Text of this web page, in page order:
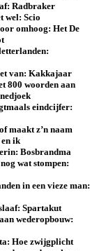
Radbraker
wel: Scio
omhoog: Het De
van: Kakkajaar
800 woorden aan
eindcijfer:
maakt z’n naam
en ik
erin: Bosbrandma
wat stompen:
in een vieze man:
Spartakut
wederopbouw:
Hoe zwijgplicht